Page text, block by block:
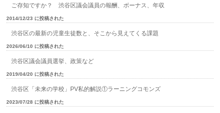
ご存知ですか？ 渋谷区議会議員の報酬、ボーナス、年収
2014/12/23 に投稿された
渋谷区の最新の児童生徒数と、そこから見えてくる課題
2026/06/10 に投稿された
渋谷区議会議員選挙、政策など
2019/04/20 に投稿された
渋谷区「未来の学校」PV私的解説①ラーニングコモンズ
2023/07/28 に投稿された